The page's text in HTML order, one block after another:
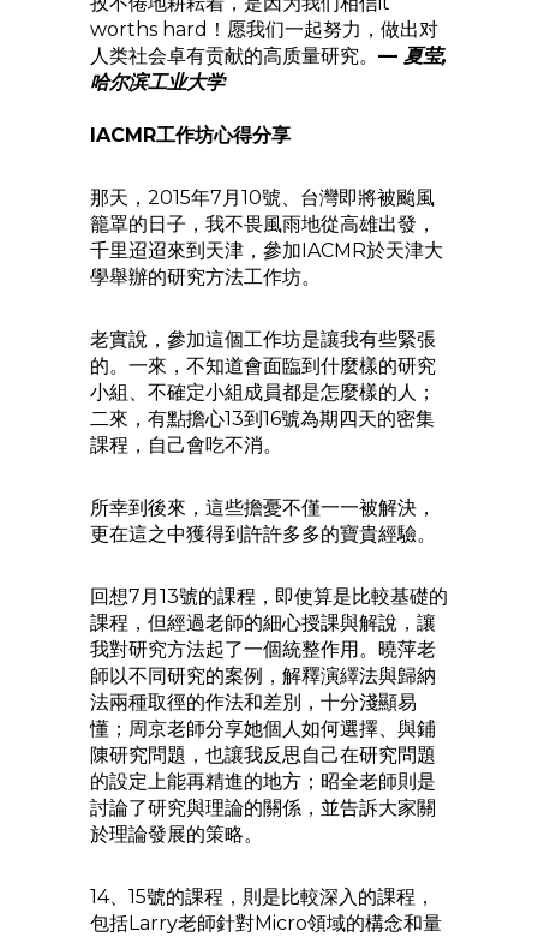
worths hard！愿我们一起努力，做出对
人类社会卓有贡献的高质量研究。 — 夏莹,
哈尔滨工业大学
IACMR工作坊心得分享
那天，2015年7月10號、台灣即將被颱風
籠罩的日子，我不畏風雨地從高雄出發，
千里迢迢來到天津，參加IACMR於天津大
學舉辦的研究方法工作坊。
老實說，參加這個工作坊是讓我有些緊張
的。一來，不知道會面臨到什麼樣的研究
小組、不確定小組成員都是怎麼樣的人；
二來，有點擔心13到16號為期四天的密集
課程，自己會吃不消。
所幸到後來，這些擔憂不僅一一被解決，
更在這之中獲得到許許多多的寶貴經驗。
回想7月13號的課程，即使算是比較基礎的
課程，但經過老師的細心授課與解說，讓
我對研究方法起了一個統整作用。曉萍老
師以不同研究的案例，解釋演繹法與歸納
法兩種取徑的作法和差別，十分淺顯易
懂；周京老師分享她個人如何選擇、與鋪
陳研究問題，也讓我反思自己在研究問題
的設定上能再精進的地方；昭全老師則是
討論了研究與理論的關係，並告訴大家關
於理論發展的策略。
14、15號的課程，則是比較深入的課程，
包括Larry老師針對Micro領域的構念和量